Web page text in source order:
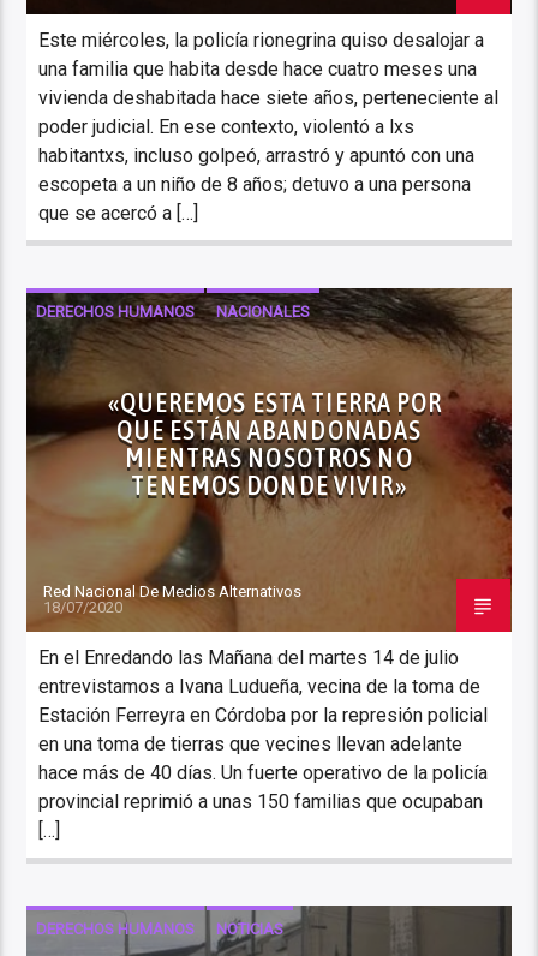
Este miércoles, la policía rionegrina quiso desalojar a
una familia que habita desde hace cuatro meses una
vivienda deshabitada hace siete años, perteneciente al
poder judicial. En ese contexto, violentó a lxs
habitantxs, incluso golpeó, arrastró y apuntó con una
escopeta a un niño de 8 años; detuvo a una persona
que se acercó a […]
DERECHOS HUMANOS NACIONALES
NOTICIAS
«QUEREMOS ESTA TIERRA POR
QUE ESTÁN ABANDONADAS
MIENTRAS NOSOTROS NO
TENEMOS DONDE VIVIR»
Red Nacional De Medios Alternativos
18/07/2020
En el Enredando las Mañana del martes 14 de julio
entrevistamos a Ivana Ludueña, vecina de la toma de
Estación Ferreyra en Córdoba por la represión policial
en una toma de tierras que vecines llevan adelante
hace más de 40 días. Un fuerte operativo de la policía
provincial reprimió a unas 150 familias que ocupaban
[…]
DERECHOS HUMANOS NOTICIAS